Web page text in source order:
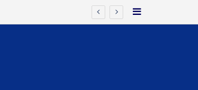
el Senado Barra Lateral